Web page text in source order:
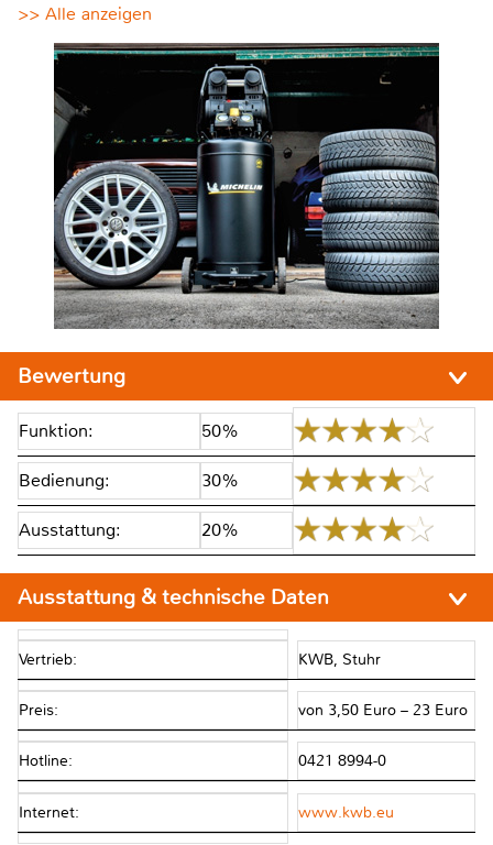
>> Alle anzeigen
Bewertung
Funktion: 50%
Bedienung: 30%
Ausstattung: 20%
Ausstattung & technische Daten
Vertrieb: KWB, Stuhr
Preis: von 3,50 Euro – 23 Euro
Hotline: 0421 8994-0
Internet: www.kwb.eu